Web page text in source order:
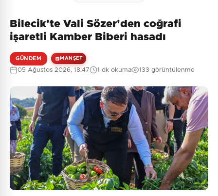
Bilecik'te Vali Sözer'den coğrafi
işaretli Kamber Biberi hasadı
GÜNDEM MANŞET
05 Ağustos 2026, 18:47 1 dk okuma 133 görüntülenme